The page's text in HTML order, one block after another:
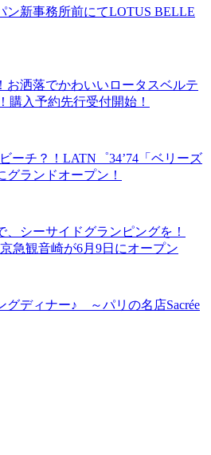
ン新事務所前にてLOTUS BELLE
お洒落でかわいいロータスベルテ
購入予約先行受付開始！
ーチ？！LATN゜34’74「ベリーズ
ランドオープン！
、シーサイドグランピングを！
京急観音崎が6月9日にオープン
グディナー♪ ～パリの名店Sacrée